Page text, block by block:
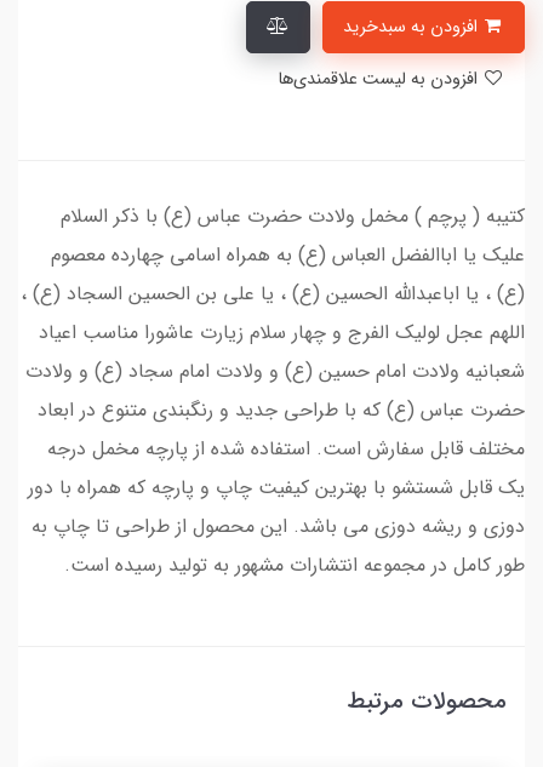
کتیبه ( پرچم ) مخمل ولادت حضرت عباس (ع) با ذکر السلام
علیک یا اباالفضل العباس (ع) به همراه اسامی چهارده معصوم
(ع) ، یا اباعبدالله الحسین (ع) ، یا علی بن الحسین السجاد (ع) ،
اللهم عجل لولیک الفرج و چهار سلام زیارت عاشورا مناسب اعیاد
شعبانیه ولادت امام حسین (ع) و ولادت امام سجاد (ع) و ولادت
حضرت عباس (ع) که با طراحی جدید و رنگبندی متنوع در ابعاد
مختلف قابل سفارش است. استفاده شده از پارچه مخمل درجه
یک قابل شستشو با بهترین کیفیت چاپ و پارچه که همراه با دور
دوزی و ریشه دوزی می باشد. این محصول از طراحی تا چاپ به
طور کامل در مجموعه انتشارات مشهور به تولید رسیده است.
محصولات مرتبط